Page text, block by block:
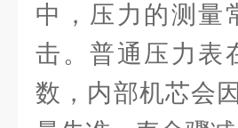
中，压力的测量
击。普通压力表
数，内部机芯会